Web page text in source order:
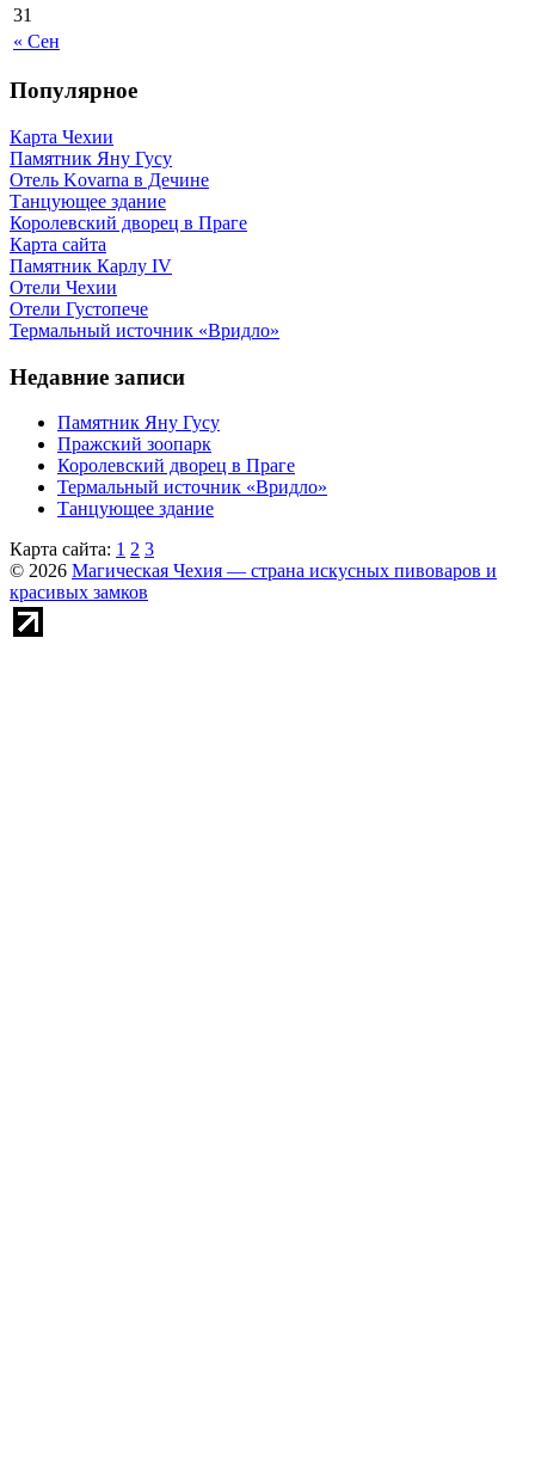
« Сен
31
Популярное
Карта Чехии
Памятник Яну Гусу
Отель Kovarna в Дечине
Танцующее здание
Королевский дворец в Праге
Карта сайта
Памятник Карлу IV
Отели Чехии
Отели Густопече
Термальный источник «Вридло»
Недавние записи
Памятник Яну Гусу
Пражский зоопарк
Королевский дворец в Праге
Термальный источник «Вридло»
Танцующее здание
Карта сайта: 1 2 3
© 2026 Магическая Чехия — страна искусных пивоваров и
красивых замков